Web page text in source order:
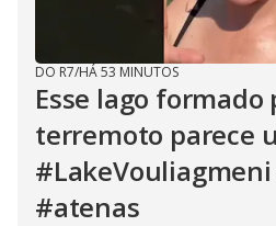
DO R7/HÁ 53 MINUTOS
Esse lago formado
terremoto parece
#atenas